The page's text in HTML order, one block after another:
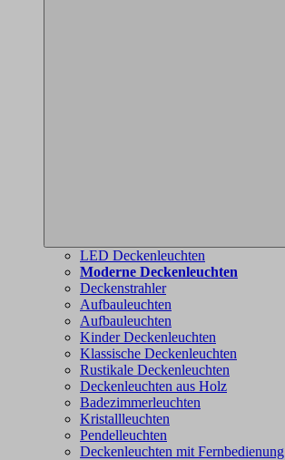
LED Deckenleuchten
Moderne Deckenleuchten
Deckenstrahler
Aufbauleuchten
Aufbauleuchten
Kinder Deckenleuchten
Klassische Deckenleuchten
Rustikale Deckenleuchten
Deckenleuchten aus Holz
Badezimmerleuchten
Kristallleuchten
Pendelleuchten
Deckenleuchten mit Fernbedienung